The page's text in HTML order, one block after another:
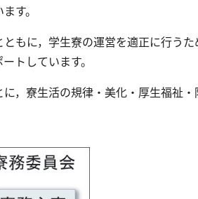
す。
もに，学生寮の運営を適正に行うた
トしています。
，寮生活の規律・美化・厚生福祉・